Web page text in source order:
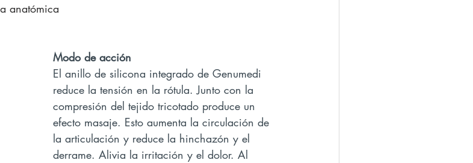
anatómica
Modo de acción
El anillo de silicona integrado de Genumedi
reduce la tensión en la rótula. Junto con la
compresión del tejido tricotado produce un
efecto masaje. Esto aumenta la circulación de
la articulación y reduce la hinchazón y el
derrame. Alivia la irritación y el dolor. Al